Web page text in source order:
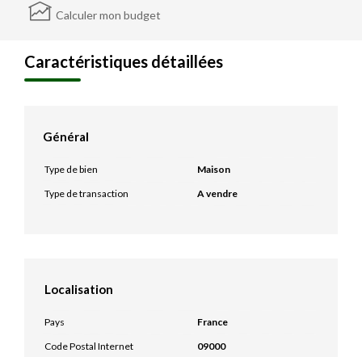
Calculer mon budget
Caractéristiques détaillées
Général
Type de bien
Maison
Type de transaction
A vendre
Localisation
Pays
France
Code Postal Internet
09000